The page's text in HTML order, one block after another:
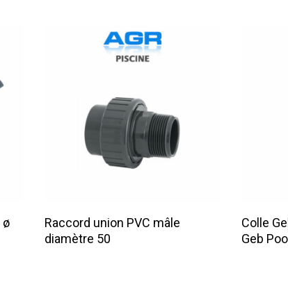
ø
Lire La Suite
Raccord union PVC mâle
diamètre 50
Colle
Geb Pool